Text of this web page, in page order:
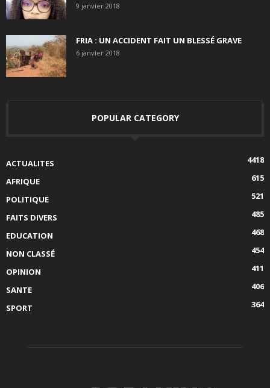
9 janvier 2018
FRIA : UN ACCIDENT FAIT UN BLESSÉ GRAVE
6 janvier 2018
POPULAR CATEGORY
ACTUALITES
4418
AFRIQUE
615
POLITIQUE
521
FAITS DIVERS
485
EDUCATION
468
NON CLASSÉ
454
OPINION
411
SANTE
406
SPORT
364